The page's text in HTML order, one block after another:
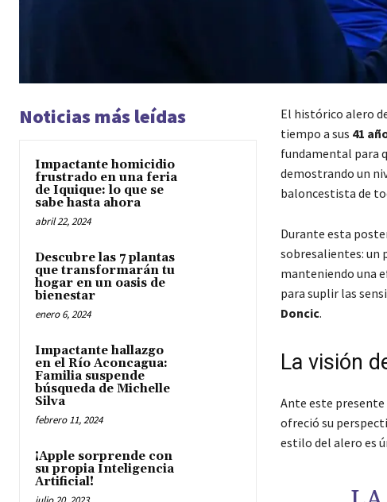
Noticias más leídas
Impactante homicidio
frustrado en una feria
de Iquique: lo que se
sabe hasta ahora
abril 22, 2024
Descubre las 7 plantas
que transformarán tu
hogar en un oasis de
bienestar
enero 6, 2024
Impactante hallazgo
en el Río Aconcagua:
Familia suspende
búsqueda de Michelle
Silva
febrero 11, 2024
¡Apple sorprende con
su propia Inteligencia
Artificial!
El histórico alero
tiempo a sus 41
fundamental para
demostrando un
baloncestista de
Durante esta
sobresalientes: un
manteniendo una
para suplir las
Doncic.
La visión
Ante este
ofreció su
estilo del alero es